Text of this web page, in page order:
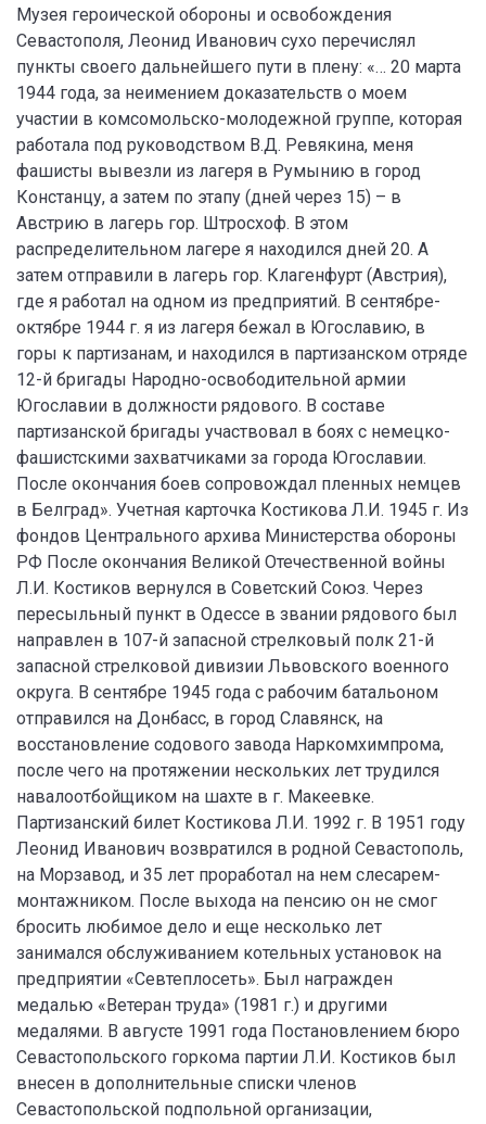
Музея героической обороны и освобождения
Севастополя, Леонид Иванович сухо перечислял
пункты своего дальнейшего пути в плену: «… 20 марта
1944 года, за неимением доказательств о моем
участии в комсомольско-молодежной группе, которая
работала под руководством В.Д. Ревякина, меня
фашисты вывезли из лагеря в Румынию в город
Констанцу, а затем по этапу (дней через 15) – в
Австрию в лагерь гор. Штросхоф. В этом
распределительном лагере я находился дней 20. А
затем отправили в лагерь гор. Клагенфурт (Австрия),
где я работал на одном из предприятий. В сентябре-
октябре 1944 г. я из лагеря бежал в Югославию, в
горы к партизанам, и находился в партизанском отряде
12-й бригады Народно-освободительной армии
Югославии в должности рядового. В составе
партизанской бригады участвовал в боях с немецко-
фашистскими захватчиками за города Югославии.
После окончания боев сопровождал пленных немцев
в Белград». Учетная карточка Костикова Л.И. 1945 г. Из
фондов Центрального архива Министерства обороны
РФ После окончания Великой Отечественной войны
Л.И. Костиков вернулся в Советский Союз. Через
пересыльный пункт в Одессе в звании рядового был
направлен в 107-й запасной стрелковый полк 21-й
запасной стрелковой дивизии Львовского военного
округа. В сентябре 1945 года с рабочим батальоном
отправился на Донбасс, в город Славянск, на
восстановление содового завода Наркомхимпрома,
после чего на протяжении нескольких лет трудился
навалоотбойщиком на шахте в г. Макеевке.
Партизанский билет Костикова Л.И. 1992 г. В 1951 году
Леонид Иванович возвратился в родной Севастополь,
на Морзавод, и 35 лет проработал на нем слесарем-
монтажником. После выхода на пенсию он не смог
бросить любимое дело и еще несколько лет
занимался обслуживанием котельных установок на
предприятии «Севтеплосеть». Был награжден
медалью «Ветеран труда» (1981 г.) и другими
медалями. В августе 1991 года Постановлением бюро
Севастопольского горкома партии Л.И. Костиков был
внесен в дополнительные списки членов
Севастопольской подпольной организации,